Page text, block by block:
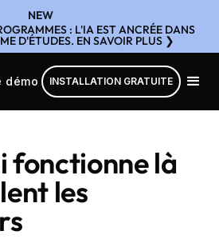
NEW
: L'IA EST ANCRÉE DANS
D'ÉTUDES. EN SAVOIR PLUS ❯
démo INSTALLATION GRATUITE
fonctionne là
les